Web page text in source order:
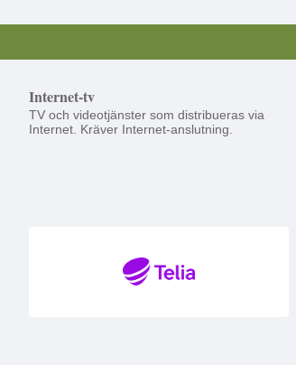
Internet-tv
TV och videotjänster som distribueras via
Internet. Kräver Internet-anslutning.